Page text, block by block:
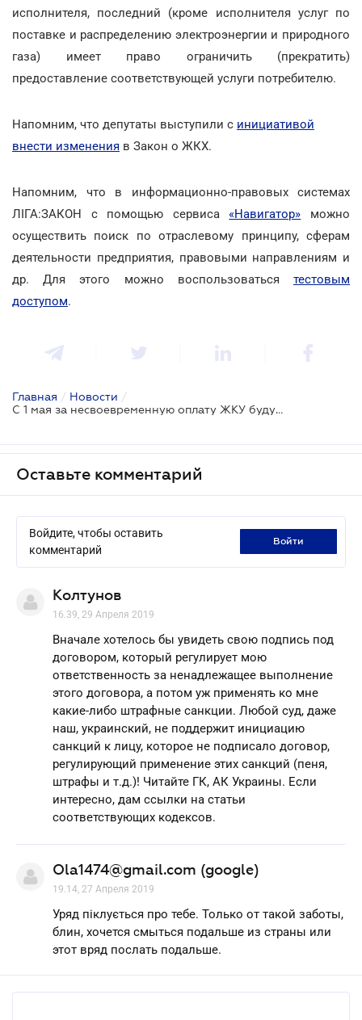
исполнителя, последний (кроме исполнителя услуг по
поставке и распределению электроэнергии и природного
газа) имеет право ограничить (прекратить)
предоставление соответствующей услуги потребителю.
Напомним, что депутаты выступили с инициативой
внести изменения в Закон о ЖКХ.
Напомним, что в информационно-правовых системах
ЛІГА:ЗАКОН с помощью сервиса «Навигатор» можно
осуществить поиск по отраслевому принципу, сферам
деятельности предприятия, правовыми направлениям и
др. Для этого можно воспользоваться тестовым
доступом.
Главная / Новости /
С 1 мая за несвоевременную оплату ЖКУ будут штрафовать
Оставьте комментарий
Войдите, чтобы оставить
комментарий
войти
Колтунов
16.39, 29 Апреля 2019
Вначале хотелось бы увидеть свою подпись под
договором, который регулирует мою
ответственность за ненадлежащее выполнение
этого договора, а потом уж применять ко мне
какие-либо штрафные санкции. Любой суд, даже
наш, украинский, не поддержит инициацию
санкций к лицу, которое не подписало договор,
регулирующий применение этих санкций (пеня,
штрафы и т.д.)! Читайте ГК, АК Украины. Если
интересно, дам ссылки на статьи
соответствующих кодексов.
Ola1474@gmail.com (google)
19.14, 27 Апреля 2019
Уряд піклується про тебе. Только от такой заботы,
блин, хочется смыться подальше из страны или
этот вряд послать подальше.